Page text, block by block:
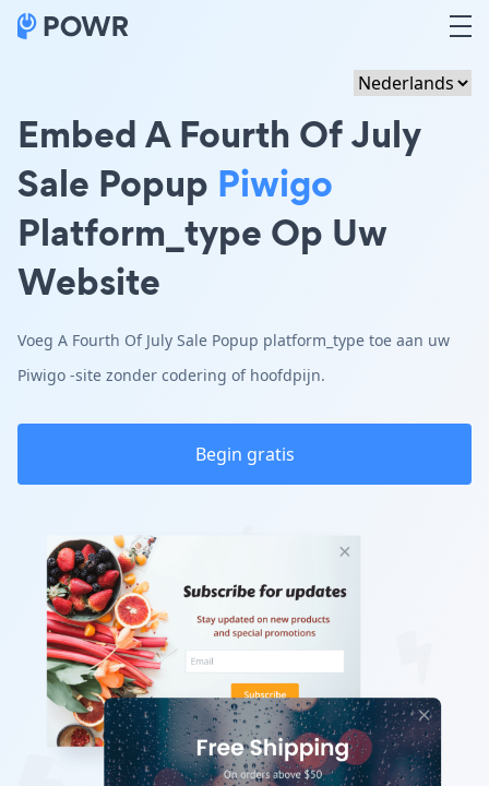
Embed A Fourth Of July
Sale Popup Piwigo
Platform_type Op Uw
Website
Voeg A Fourth Of July Sale Popup platform_type toe aan uw
Piwigo -site zonder codering of hoofdpijn.
Begin gratis